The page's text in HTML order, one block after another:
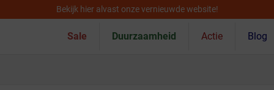
Bekijk hier alvast onze vernieuwde website!
Sale Duurzaamheid Actie Blog